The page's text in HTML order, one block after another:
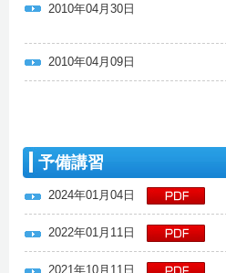
2010年04月30日
2010年04月09日
予備講習
2024年01月04日
2022年01月11日
2021年10月11日